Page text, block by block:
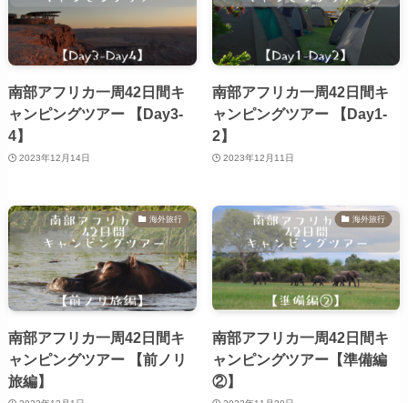
南部アフリカ一周42日間キ
ャンピングツアー 【Day3-
4】
2023年12月14日
南部アフリカ一周42日間キ
ャンピングツアー 【Day1-
2】
2023年12月11日
海外旅行
南部アフリカ一周42日間キ
ャンピングツアー 【前ノリ
旅編】
海外旅行
南部アフリカ一周42日間キ
ャンピングツアー【準備編
②】